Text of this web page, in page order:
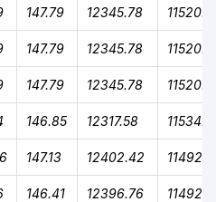
147.79 12345.78
147.79 12345.78
147.79 12345.78
146.85 12317.58
147.13 12402.42
146.41 12396.76